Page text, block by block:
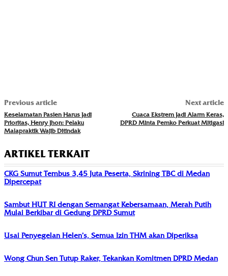
Previous article
Keselamatan Pasien Harus Jadi
Prioritas, Henry Jhon: Pelaku
Malapraktik Wajib Ditindak
Next article
Cuaca Ekstrem Jadi Alarm Keras,
DPRD Minta Pemko Perkuat Mitigasi
ARTIKEL TERKAIT
CKG Sumut Tembus 3,45 Juta Peserta, Skrining TBC di Medan
Dipercepat
Sambut HUT RI dengan Semangat Kebersamaan, Merah Putih
Mulai Berkibar di Gedung DPRD Sumut
Usai Penyegelan Helen’s, Semua Izin THM akan Diperiksa
Wong Chun Sen Tutup Raker, Tekankan Komitmen DPRD Medan